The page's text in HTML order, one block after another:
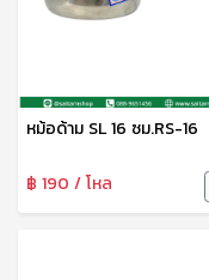
หม้อด้าม SL 16 ซม.RS-16
฿ 190 / โหล